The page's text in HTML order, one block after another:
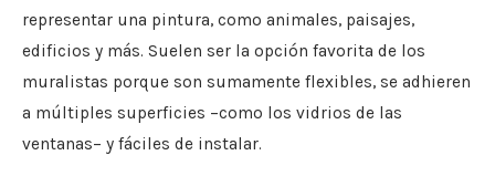
representar una pintura, como animales, paisajes,
edificios y más. Suelen ser la opción favorita de los
muralistas porque son sumamente flexibles, se adhieren
a múltiples superficies –como los vidrios de las
ventanas– y fáciles de instalar.